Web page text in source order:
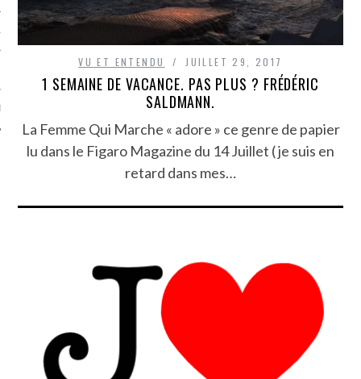
ARCACHON
VU ET ENTENDU JUILLET 29, 2017
1 SEMAINE DE VACANCE. PAS PLUS ? FRÉDÉRIC
SALDMANN.
La Femme Qui Marche « adore » ce genre de papier
lu dans le Figaro Magazine du 14 Juillet ( je suis en
retard dans mes…